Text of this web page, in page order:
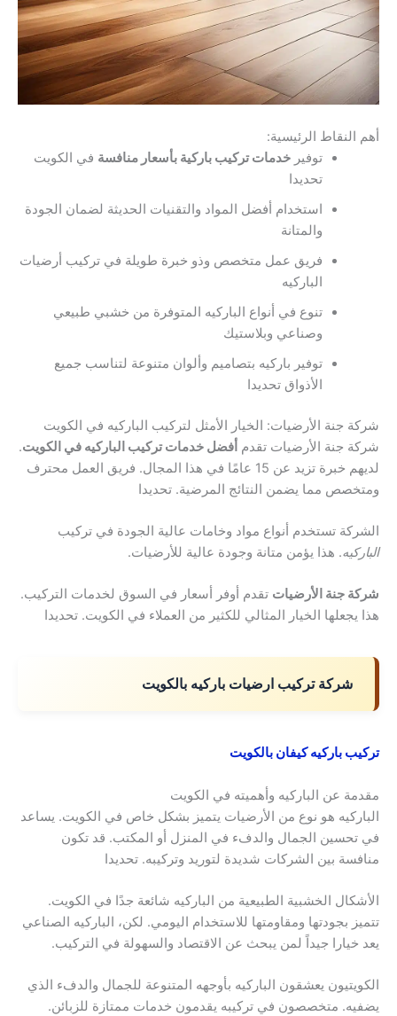
أهم النقاط الرئيسية:
توفير خدمات تركيب باركية بأسعار منافسة في الكويت
تحديدا
استخدام أفضل المواد والتقنيات الحديثة لضمان الجودة
والمتانة
فريق عمل متخصص وذو خبرة طويلة في تركيب أرضيات
الباركيه
تنوع في أنواع الباركيه المتوفرة من خشبي طبيعي
وصناعي وبلاستيك
توفير باركيه بتصاميم وألوان متنوعة لتناسب جميع
الأذواق تحديدا
شركة جنة الأرضيات: الخيار الأمثل لتركيب الباركيه في الكويت
شركة جنة الأرضيات تقدم أفضل خدمات تركيب الباركيه في الكويت.
لديهم خبرة تزيد عن 15 عامًا في هذا المجال. فريق العمل محترف
ومتخصص مما يضمن النتائج المرضية. تحديدا
الشركة تستخدم أنواع مواد وخامات عالية الجودة في تركيب
الباركيه. هذا يؤمن متانة وجودة عالية للأرضيات.
شركة جنة الأرضيات تقدم أوفر أسعار في السوق لخدمات التركيب.
هذا يجعلها الخيار المثالي للكثير من العملاء في الكويت. تحديدا
شركة تركيب ارضيات باركيه بالكويت
تركيب باركيه كيفان بالكويت
مقدمة عن الباركيه وأهميته في الكويت
الباركيه هو نوع من الأرضيات يتميز بشكل خاص في الكويت. يساعد
في تحسين الجمال والدفء في المنزل أو المكتب. قد تكون
منافسة بين الشركات شديدة لتوريد وتركيبه. تحديدا
الأشكال الخشبية الطبيعية من الباركيه شائعة جدًا في الكويت.
تتميز بجودتها ومقاومتها للاستخدام اليومي. لكن، الباركيه الصناعي
يعد خيارا جيداً لمن يبحث عن الاقتصاد والسهولة في التركيب.
الكويتيون يعشقون الباركيه بأوجهه المتنوعة للجمال والدفء الذي
يضفيه. متخصصون في تركيبه يقدمون خدمات ممتازة للزبائن.